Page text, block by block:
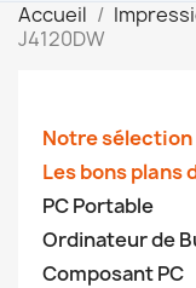
Accueil
J4120DW
Notre sélection
Les bons plans
PC Portable
Ordinateur de
Composant PC